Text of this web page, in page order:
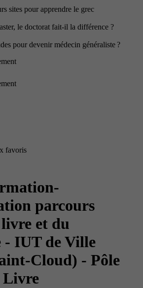
sites pour apprendre le grec
le doctorat fait-il la différence ?
pour devenir médecin généraliste ?
favoris
parcours
et du
- IUT de Ville
Cloud) - Pôle
Livre